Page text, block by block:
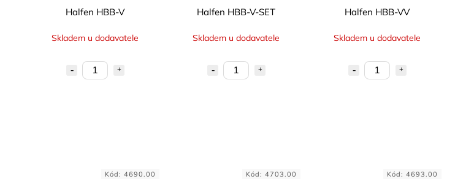
Halfen HBB-V
Skladem u dodavatele
Halfen HBB-V-SET
Skladem u dodavatele
Halfen HBB-VV
Skladem u dodavatele
Kód: 4690.00 Kód: 4703.00 Kód: 4693.00